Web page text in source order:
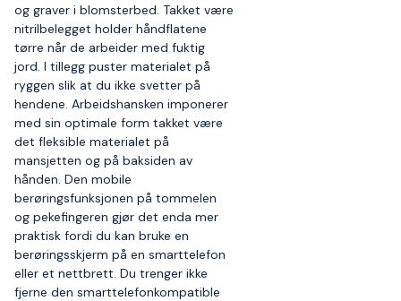
og graver i blomsterbed. Takket være
nitrilbelegget holder håndflatene
tørre når de arbeider med fuktig
jord. I tillegg puster materialet på
ryggen slik at du ikke svetter på
hendene. Arbeidshansken imponerer
med sin optimale form takket være
det fleksible materialet på
mansjetten og på baksiden av
hånden. Den mobile
berøringsfunksjonen på tommelen
og pekefingeren gjør det enda mer
praktisk fordi du kan bruke en
berøringsskjerm på en smarttelefon
eller et nettbrett. Du trenger ikke
fjerne den smarttelefonkompatible